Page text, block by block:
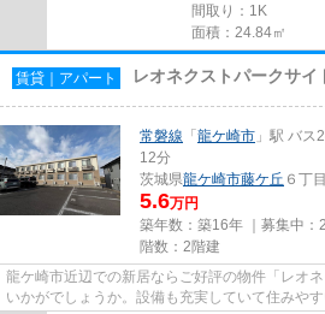
間取り：1K
面積：24.84㎡
賃貸｜アパート レオネクストパークサイ
常磐線 「 龍ケ崎市 」駅 バス
12分
茨城県龍ケ崎市藤ケ丘 ６丁
5.6万円
築年数：築16年 ｜募集中：
階数：2階建
龍ケ崎市近辺での新居ならご好評の物件「レオ
いかがでしょうか。設備も充実していて住みや